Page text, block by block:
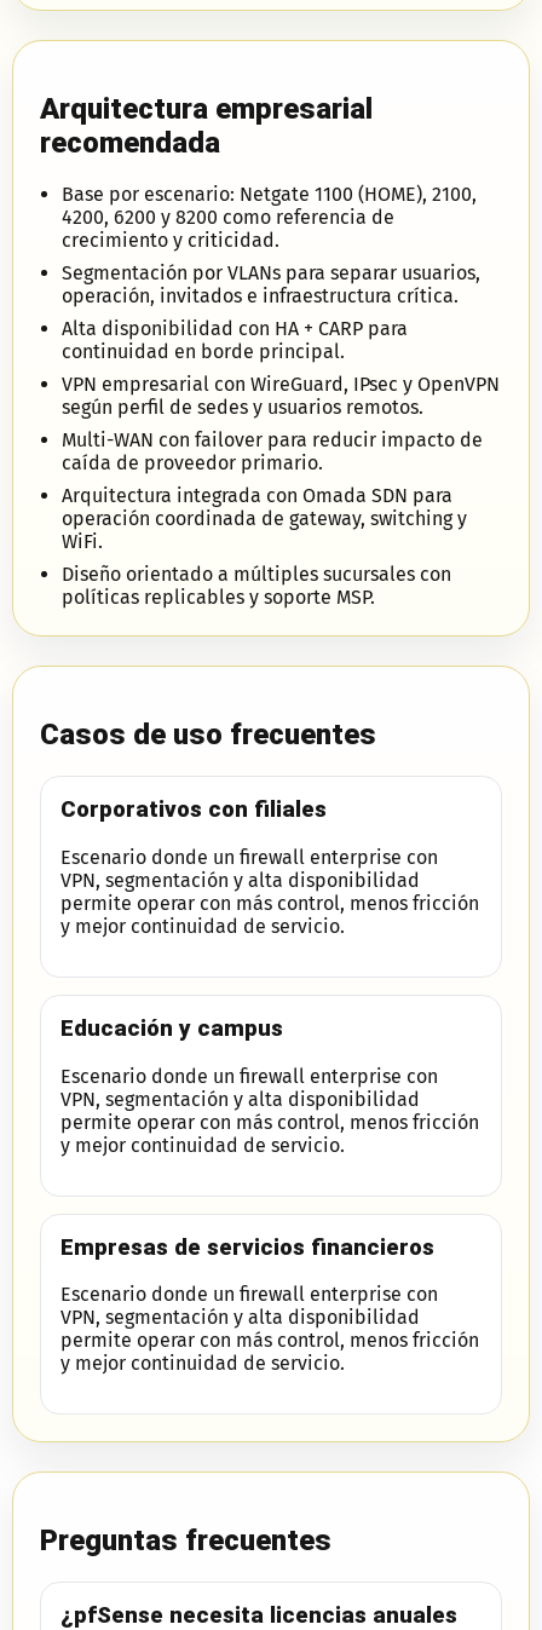
Arquitectura empresarial
recomendada
Base por escenario: Netgate 1100 (HOME), 2100,
4200, 6200 y 8200 como referencia de
crecimiento y criticidad.
Segmentación por VLANs para separar usuarios,
operación, invitados e infraestructura crítica.
Alta disponibilidad con HA + CARP para
continuidad en borde principal.
VPN empresarial con WireGuard, IPsec y OpenVPN
según perfil de sedes y usuarios remotos.
Multi-WAN con failover para reducir impacto de
caída de proveedor primario.
Arquitectura integrada con Omada SDN para
operación coordinada de gateway, switching y
WiFi.
Diseño orientado a múltiples sucursales con
políticas replicables y soporte MSP.
Casos de uso frecuentes
Corporativos con filiales
Escenario donde un firewall enterprise con
VPN, segmentación y alta disponibilidad
permite operar con más control, menos fricción
y mejor continuidad de servicio.
Educación y campus
Escenario donde un firewall enterprise con
VPN, segmentación y alta disponibilidad
permite operar con más control, menos fricción
y mejor continuidad de servicio.
Empresas de servicios financieros
Escenario donde un firewall enterprise con
VPN, segmentación y alta disponibilidad
permite operar con más control, menos fricción
y mejor continuidad de servicio.
Preguntas frecuentes
¿pfSense necesita licencias anuales